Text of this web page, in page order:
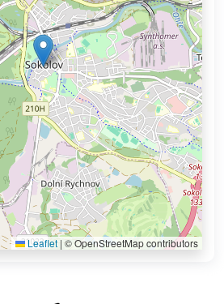
Leaflet | © OpenStreetMap contributors